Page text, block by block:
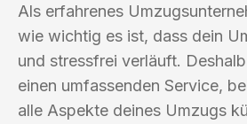
Als erfahrenes
wie wichtig es ist, dass dein
und stressfrei verläuft.
einen umfassenden Service,
alle Aspekte deines Umzugs